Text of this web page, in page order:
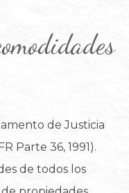
de Justicia
Parte 36, 1991).
de todos los